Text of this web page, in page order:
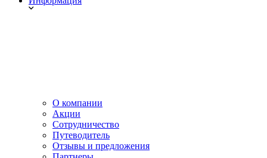
О компании
Акции
Сотрудничество
Путеводитель
Отзывы и предложения